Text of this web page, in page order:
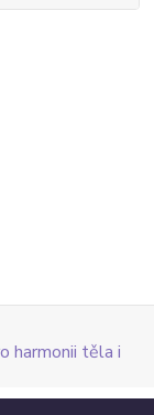
harmonii těla i